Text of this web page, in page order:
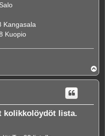
Kangasala
Kuopio
l
ö
kolikkolöydöt lista.